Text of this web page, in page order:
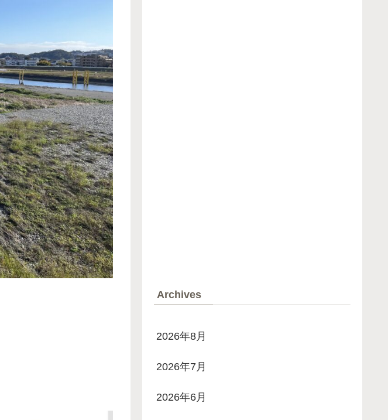
Archives
2026年8月
2026年7月
2026年6月